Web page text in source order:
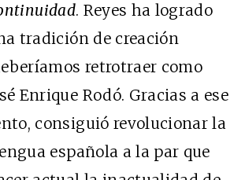
. Reyes ha logrado
tradición de creación
retrotraer como
Enrique Rodó. Gracias a ese
consiguió revolucionar la
española a la par que